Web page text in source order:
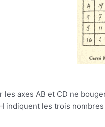
les axes AB et CD ne
indiquent les trois